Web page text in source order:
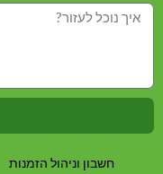
חשבון וניהול הזמנות